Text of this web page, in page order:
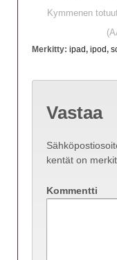
Kymmenen
Merkitty: ipad, ipod,
Vastaa
kentät on
Kommentti